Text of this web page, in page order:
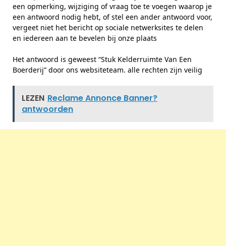
een opmerking, wijziging of vraag toe te voegen waarop je
een antwoord nodig hebt, of stel een ander antwoord voor,
vergeet niet het bericht op sociale netwerksites te delen
en iedereen aan te bevelen bij onze plaats
Het antwoord is geweest “Stuk Kelderruimte Van Een
Boerderij” door ons websiteteam. alle rechten zijn veilig
LEZEN Reclame Annonce Banner?
antwoorden